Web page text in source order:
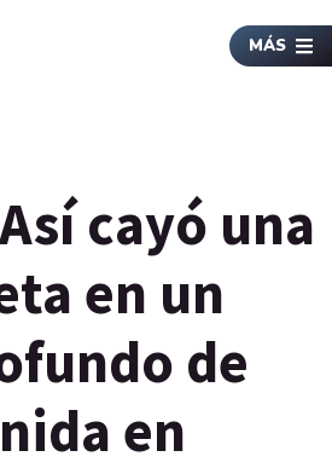
MÁS
cayó una
en un
de
en